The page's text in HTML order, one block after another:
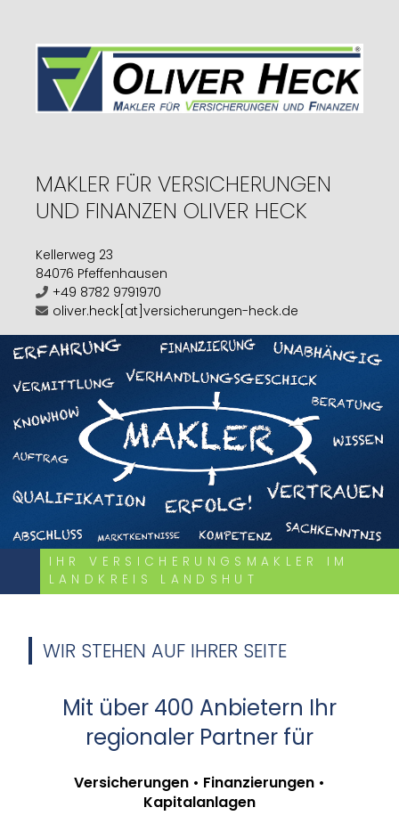
MAKLER FÜR VERSICHERUNGEN
UND FINANZEN OLIVER HECK
Kellerweg 23
84076 Pfeffenhausen
+49 8782 9791970
oliver.heck[at]versicherungen-heck.de
IHR VERSICHERUNGSMAKLER IM
LANDKREIS LANDSHUT
WIR STEHEN AUF IHRER SEITE
Mit über 400 Anbietern Ihr
regionaler Partner für
Versicherungen • Finanzierungen •
Kapitalanlagen